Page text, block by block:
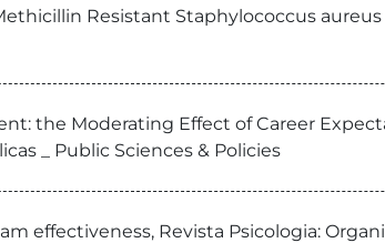
Resistant Staphylococcus
the Moderating Effect of Career
_ Public Sciences & Policies
effectiveness, Revista Psicologia: